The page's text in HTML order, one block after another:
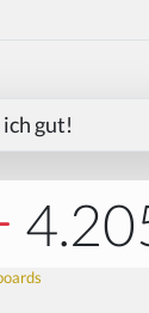
gut!